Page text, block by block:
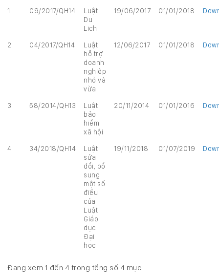
1 09/2017/QH14
Luật
Du
Lịch
19/06/2017 01/01/2018
2 04/2017/QH14
Luật
hỗ trợ
doanh
nghiệp
nhỏ và
vừa
12/06/2017 01/01/2018
3 58/2014/QH13
Luật
bảo
hiểm
xã hội
20/11/2014 01/01/2016
4 34/2018/QH14
Luật
sửa
đổi, bổ
sung
một số
điều
của
Luật
Giáo
dục
Đại
học
19/11/2018 01/07/2019
Đang xem 1 đến 4 trong tổng số 4 mục